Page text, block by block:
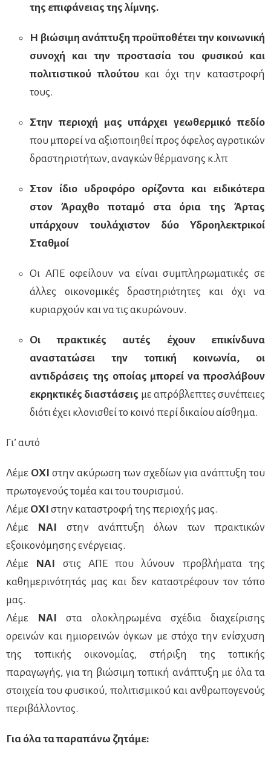
της επιφάνειας της λίμνης.
Η βιώσιμη ανάπτυξη προϋποθέτει την κοινωνική
συνοχή και την προστασία του φυσικού και
πολιτιστικού πλούτου και όχι την καταστροφή
τους.
Στην περιοχή μας υπάρχει γεωθερμικό πεδίο
που μπορεί να αξιοποιηθεί προς όφελος αγροτικών
δραστηριοτήτων, αναγκών θέρμανσης κ.λπ
Στον ίδιο υδροφόρο ορίζοντα και ειδικότερα
στον Άραχθο ποταμό στα όρια της Άρτας
υπάρχουν τουλάχιστον δύο Υδροηλεκτρικοί
Σταθμοί
Οι ΑΠΕ οφείλουν να είναι συμπληρωματικές σε
άλλες οικονομικές δραστηριότητες και όχι να
κυριαρχούν και να τις ακυρώνουν.
Οι πρακτικές αυτές έχουν επικίνδυνα
αναστατώσει την τοπική κοινωνία, οι
αντιδράσεις της οποίας μπορεί να προσλάβουν
εκρηκτικές διαστάσεις με απρόβλεπτες συνέπειες
διότι έχει κλονισθεί το κοινό περί δικαίου αίσθημα.
Γι’ αυτό
Λέμε ΟΧΙ στην ακύρωση των σχεδίων για ανάπτυξη του
πρωτογενούς τομέα και του τουρισμού.
Λέμε ΟΧΙ στην καταστροφή της περιοχής μας.
Λέμε ΝΑΙ στην ανάπτυξη όλων των πρακτικών
εξοικονόμησης ενέργειας.
Λέμε ΝΑΙ στις ΑΠΕ που λύνουν προβλήματα της
καθημερινότητάς μας και δεν καταστρέφουν τον τόπο
μας.
Λέμε ΝΑΙ στα ολοκληρωμένα σχέδια διαχείρισης
ορεινών και ημιορεινών όγκων με στόχο την ενίσχυση
της τοπικής οικονομίας, στήριξη της τοπικής
παραγωγής, για τη βιώσιμη τοπική ανάπτυξη με όλα τα
στοιχεία του φυσικού, πολιτισμικού και ανθρωπογενούς
περιβάλλοντος.
Για όλα τα παραπάνω ζητάμε: